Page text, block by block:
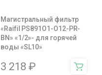
Магистральный фильтр
«Raifil PS891O1-O12-PR-
BN» «1/2»- для горячей
воды «SL10»
3 218 ₽